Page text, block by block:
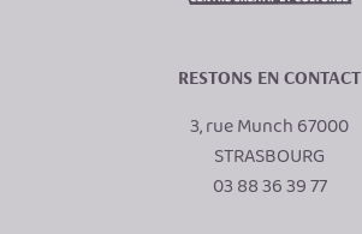
RESTONS EN CONTACT
3, rue Munch 67000
STRASBOURG
03 88 36 39 77